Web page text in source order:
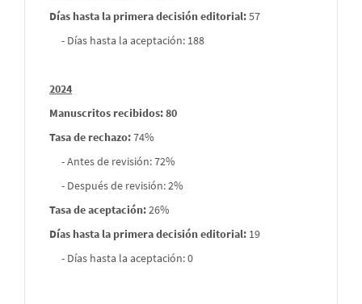
Días hasta la primera decisión editorial:57
- Días hasta la aceptación: 188
2024
Manuscritos recibidos: 80
Tasa de rechazo:74%
- Antes de revisión: 72%
- Después de revisión: 2%
Tasa de aceptación:26%
Días hasta la primera decisión editorial: 19
- Días hasta la aceptación: 0